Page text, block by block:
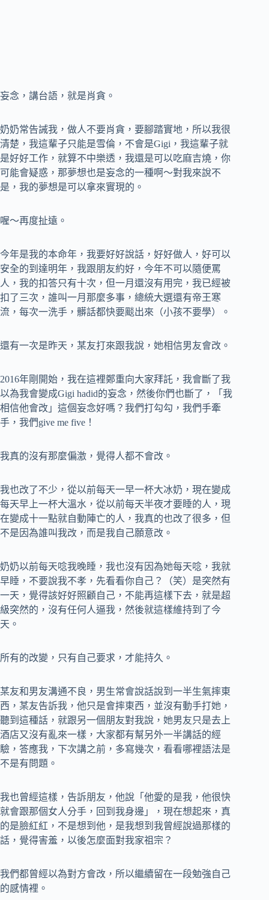
妄念，講台語，就是肖貪。
奶奶常告誡我，做人不要肖貪，要腳踏實地，所以我很
清楚，我這輩子只能是雪倫，不會是Gigi，我這輩子就
是好好工作，就算不中樂透，我還是可以吃麻吉燒，你
可能會疑惑，那夢想也是妄念的一種啊～對我來說不
是，我的夢想是可以拿來實現的。
喔～再度扯遠。
今年是我的本命年，我要好好說話，好好做人，好可以
安全的到達明年，我跟朋友約好，今年不可以隨便罵
人，我的扣答只有十次，但一月還沒有用完，我已經被
扣了三次，誰叫一月那麼多事，總統大選還有帝王寒
流，每次一洗手，髒話都快要颷出來（小孩不要學）。
還有一次是昨天，某友打來跟我說，她相信男友會改。
2016年剛開始，我在這裡鄭重向大家拜託，我會斷了我
以為我會變成Gigi hadid的妄念，然後你們也斷了，「我
相信他會改」這個妄念好嗎？我們打勾勾，我們手牽
手，我們give me five！
我真的沒有那麼偏激，覺得人都不會改。
我也改了不少，從以前每天一早一杯大冰奶，現在變成
每天早上一杯大溫水，從以前每天半夜才要睡的人，現
在變成十一點就自動陣亡的人，我真的也改了很多，但
不是因為誰叫我改，而是我自己願意改。
奶奶以前每天唸我晚睡，我也沒有因為她每天唸，我就
早睡，不要說我不孝，先看看你自己？（笑）是突然有
一天，覺得該好好照顧自己，不能再這樣下去，就是超
級突然的，沒有任何人逼我，然後就這樣維持到了今
天。
所有的改變，只有自己要求，才能持久。
某友和男友溝通不良，男生常會說話說到一半生氣摔東
西，某友告訴我，他只是會摔東西，並沒有動手打她，
聽到這種話，就跟另一個朋友對我說，她男友只是去上
酒店又沒有亂來一樣，大家都有幫另外一半講話的經
驗，答應我，下次講之前，多寫幾次，看看哪裡語法是
不是有問題。
我也曾經這樣，告訴朋友，他說「他愛的是我，他很快
就會跟那個女人分手，回到我身邊」，現在想起來，真
的是臉紅紅，不是想到他，是我想到我曾經說過那樣的
話，覺得害羞，以後怎麼面對我家祖宗？
我們都曾經以為對方會改，所以繼續留在一段勉強自己
的感情裡。